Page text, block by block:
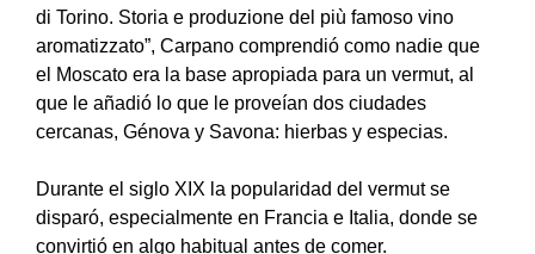
di Torino. Storia e produzione del più famoso vino
aromatizzato”, Carpano comprendió como nadie que
el Moscato era la base apropiada para un vermut, al
que le añadió lo que le proveían dos ciudades
cercanas, Génova y Savona: hierbas y especias.
Durante el siglo XIX la popularidad del vermut se
disparó, especialmente en Francia e Italia, donde se
convirtió en algo habitual antes de comer.